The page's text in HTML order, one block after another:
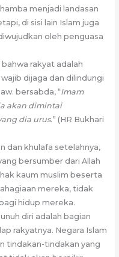
menjadi landasan
di sisi lain Islam juga
oleh penguasa
rakyat adalah
dijaga dan dilindungi
bersabda, “Imam
akan dimintai
dia urus.” (HR Bukhari
dan khulafa setelahnya,
bersumber dari Allah
kaum muslim beserta
mereka, tidak
hidup mereka.
diri adalah bagian
rakyatnya. Negara Islam
tindakan-tindakan yang